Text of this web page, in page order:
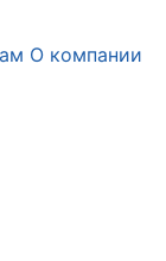
О компании